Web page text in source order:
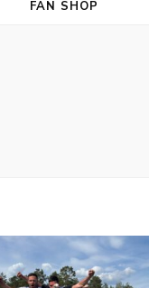
FAN SHOP